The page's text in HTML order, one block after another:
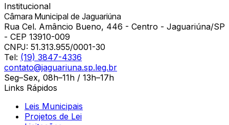
Institucional
Câmara Municipal de Jaguariúna
Rua Cel. Amâncio Bueno, 446 - Centro - Jaguariúna/SP
- CEP 13910-009
CNPJ: 51.313.955/0001-30
Tel: (19) 3847-4336
contato@jaguariuna.sp.leg.br
Seg–Sex, 08h–11h / 13h–17h
Links Rápidos
Leis Municipais
Projetos de Lei